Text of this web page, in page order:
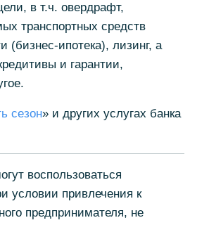
в т.ч. овердрафт,
транспортных средств
ипотека), лизинг, а
и гарантии,
сезон» и других услугах банка
воспользоваться
условии привлечения к
предпринимателя, не